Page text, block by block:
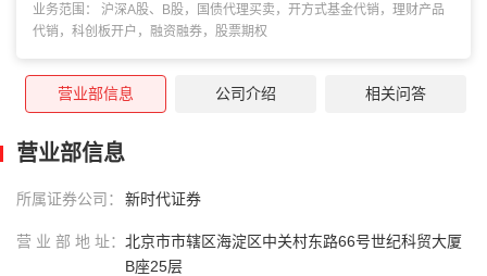
业务范围： 沪深A股、B股，国债代理买卖，开方式基金代销，理财产品
代销，科创板开户，融资融券，股票期权
营业部信息 公司介绍 相关问答
营业部信息
所属证券公司： 新时代证券
营 业 部 地 址： 北京市市辖区海淀区中关村东路66号世纪科贸大厦
B座25层